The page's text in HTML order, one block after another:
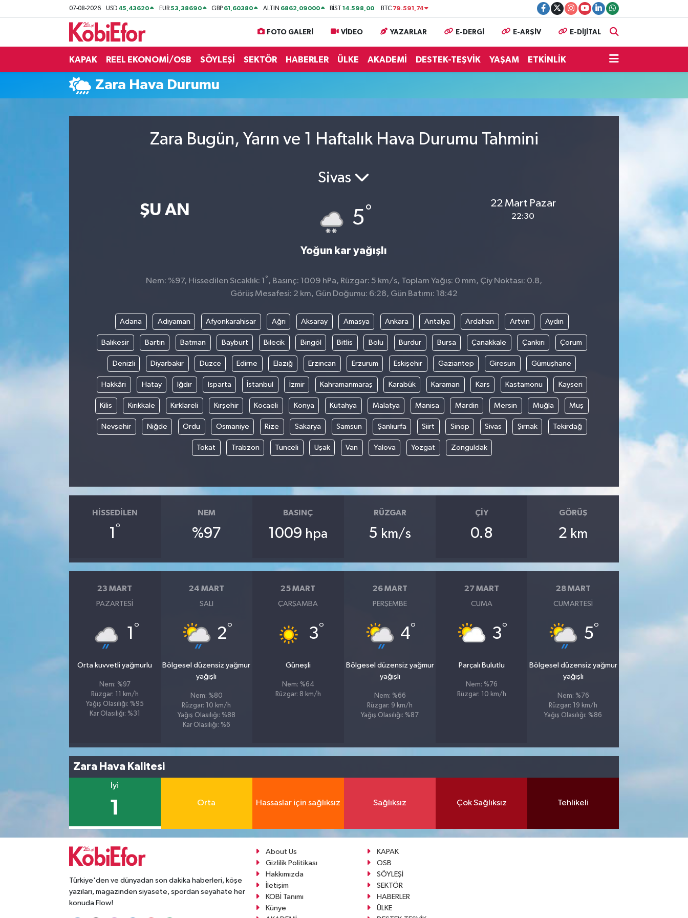
07-08-2026 USD 45,43620 EUR53,38690 GBP 61,60380 ALTIN 6862,09000 BİST14.598,00 BTC 79.591,74
FOTO GALERİ VİDEO YAZARLAR E-DERGİ E-ARŞİV E-DİJİTAL
KAPAK REEL EKONOMİ/OSB SÖYLEŞİ SEKTÖR HABERLER ÜLKE AKADEMİ DESTEK-TEŞVİK YAŞAM ETKİNLİK
Zara Hava Durumu
Zara Bugün, Yarın ve 1 Haftalık Hava Durumu Tahmini
ŞU AN
Sivas
5°
Yoğun kar yağışlı
22 Mart Pazar
22:30
Nem: %97, Hissedilen Sıcaklık: 1 ° , Basınç: 1009 hPa, Rüzgar: 5 km/s, Toplam Yağış: 0 mm, Çiy Noktası: 0.8,
Görüş Mesafesi: 2 km, Gün Doğumu: 6:28, Gün Batımı: 18:42
Adana Adıyaman Afyonkarahisar Ağrı Aksaray Amasya Ankara Antalya Ardahan Artvin Aydın
Balıkesir Bartın Batman Bayburt Bilecik Bingöl Bitlis Bolu Burdur Bursa Çanakkale Çankırı Çorum
Denizli Diyarbakır Düzce Edirne Elazığ Erzincan Erzurum Eskişehir Gaziantep Giresun Gümüşhane
Hakkâri Hatay Iğdır Isparta İstanbul İzmir Kahramanmaraş Karabük Karaman Kars Kastamonu Kayseri
Kilis Kırıkkale Kırklareli Kırşehir Kocaeli Konya Kütahya Malatya Manisa Mardin Mersin Muğla Muş
Nevşehir Niğde Ordu Osmaniye Rize Sakarya Samsun Şanlıurfa Siirt Sinop Sivas Şırnak Tekirdağ
Tokat Trabzon Tunceli Uşak Van Yalova Yozgat Zonguldak
HISSEDILEN
1 °
NEM
%97
BASINÇ
1009 hpa
RÜZGAR
5 km/s
ÇIY
0.8
GÖRÜŞ
2 km
23 MART
PAZARTESI
1 °
Orta kuvvetli yağmurlu
Nem: %97
Rüzgar: 11 km/h
Yağış Olasılığı: %95
Kar Olasılığı: %31
24 MART
SALI
2°
Bölgesel düzensiz yağmur
yağışlı
Nem: %80
Rüzgar: 10 km/h
Yağış Olasılığı: %88
Kar Olasılığı: %6
25 MART
ÇARŞAMBA
3°
Güneşli
Nem: %64
Rüzgar: 8 km/h
26 MART
PERŞEMBE
4°
Bölgesel düzensiz yağmur
yağışlı
Nem: %66
Rüzgar: 9 km/h
Yağış Olasılığı: %87
27 MART
CUMA
3°
Parçalı Bulutlu
Nem: %76
Rüzgar: 10 km/h
28 MART
CUMARTESI
5°
Bölgesel düzensiz yağmur
yağışlı
Nem: %76
Rüzgar: 19 km/h
Yağış Olasılığı: %86
Zara Hava Kalitesi
İyi
1 Orta Hassaslar için sağlıksız Sağlıksız Çok Sağlıksız Tehlikeli
Türkiye'den ve dünyadan son dakika haberleri, köşe
yazıları, magazinden siyasete, spordan seyahate her
konuda Flow!
About Us
KAPAK
Gizlilik Politikası
OSB
Hakkımızda
SÖYLEŞİ
İletişim
SEKTÖR
KOBİ Tanımı
HABERLER
Künye
ÜLKE
BİLİŞİM PANO
DESTEK-TEŞVİK